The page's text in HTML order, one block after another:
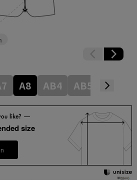
A8 AB4 AB5 AB6
size